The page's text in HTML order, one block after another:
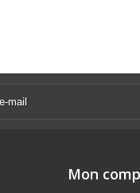
Mon